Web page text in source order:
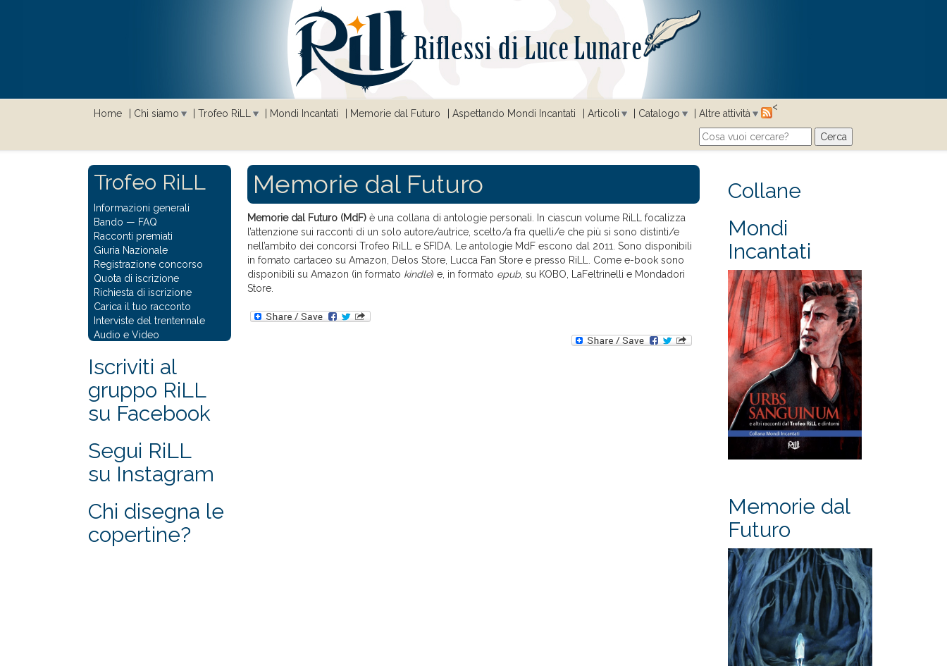
Home Chi siamo Trofeo RiLL Mondi Incantati Memorie dal Futuro Aspettando Mondi Incantati Articoli Catalogo Altre attività
<
Search form
Cerca
Memorie dal Futuro
Memorie dal Futuro (MdF) è una collana di antologie personali. In ciascun volume RiLL focalizza
l’attenzione sui racconti di un solo autore/autrice, scelto/a fra quelli/e che più si sono distinti/e
nell’ambito dei concorsi Trofeo RiLL e SFIDA. Le antologie MdF escono dal 2011. Sono disponibili
in fomato cartaceo su Amazon, Delos Store, Lucca Fan Store e presso RiLL. Come e-book sono
disponibili su Amazon (in formato kindle) e, in formato epub, su KOBO, LaFeltrinelli e Mondadori
Store.
Collane
Mondi
Incantati
Memorie dal
Futuro
Trofeo RiLL
Informazioni generali
Bando — FAQ
Racconti premiati
Giuria Nazionale
Registrazione concorso
Quota di iscrizione
Richiesta di iscrizione
Carica il tuo racconto
Interviste del trentennale
Audio e Video
Iscriviti al
gruppo RiLL
su Facebook
Segui RiLL
su Instagram
Chi disegna le
copertine?